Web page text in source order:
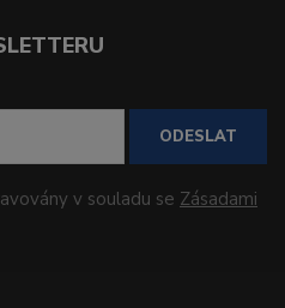
ODESLAT
v souladu se Zásadami